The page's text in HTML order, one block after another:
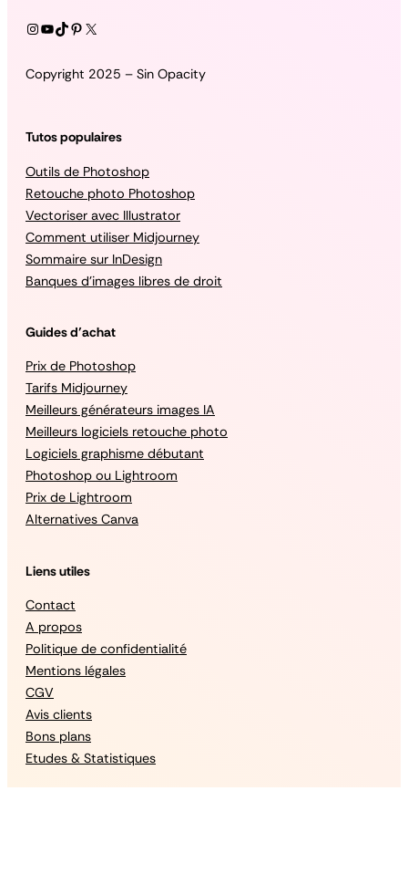
Instagram
YouTube
TikTok
Pinterest
X
Copyright 2025 – Sin Opacity
Tutos populaires
Outils de Photoshop
Retouche photo Photoshop
Vectoriser avec Illustrator
Comment utiliser Midjourney
Sommaire sur InDesign
Banques d’images libres de droit
Guides d’achat
Prix de Photoshop
Tarifs Midjourney
Meilleurs générateurs images IA
Meilleurs logiciels retouche photo
Logiciels graphisme débutant
Photoshop ou Lightroom
Prix de Lightroom
Alternatives Canva
Liens utiles
Contact
A propos
Politique de confidentialité
Mentions légales
CGV
Avis clients
Bons plans
Etudes & Statistiques